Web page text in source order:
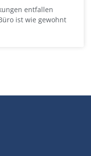
entfallen
ist wie gewohnt